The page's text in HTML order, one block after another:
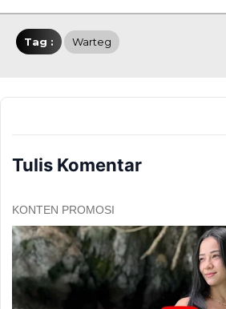
Tag : Warteg
Tulis Komentar